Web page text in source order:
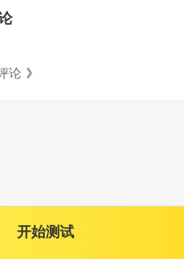
论
开始测试